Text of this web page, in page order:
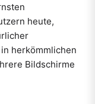
heute,
herkömmlichen
Bildschirme